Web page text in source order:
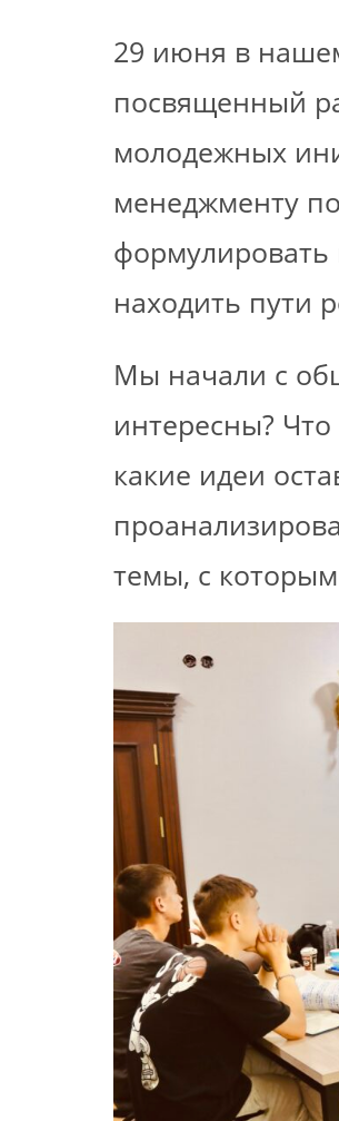
29 июня в
посвященный
молодежных
менеджменту
находить пути
Мы начали с
интересны?
какие идеи
темы, с